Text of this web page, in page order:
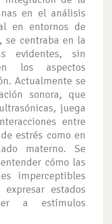
en el análisis
en entornos de
se centraba en la
evidentes, sin
los aspectos
Actualmente se
sonora, que
juega
entre
estrés como en
materno. Se
cómo las
imperceptibles
estados
a estímulos